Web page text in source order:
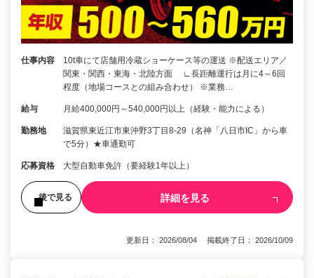
仕事内容
10t車にて店舗用冷蔵ショーケース等の運送 ※配送エリア／
関東・関西・東海・北陸方面 ∟長距離運行は月に4～6回
程度（地場コースとの組み合わせ） ※業務…
給与 月給400,000円～540,000円以上（経験・能力による）
勤務地
滋賀県東近江市東沖野3丁目8-29（名神「八日市IC」から車
で5分）★車通勤可
応募資格 大型自動車免許（要経験1年以上）
後で見る 詳細を見る
更新日： 2026/08/04 掲載終了日： 2026/10/09